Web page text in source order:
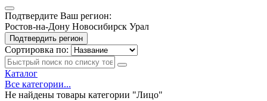
Подтвердите Ваш регион:
Ростов-на-Дону Новосибирск Урал
Подтвердить регион
Сортировка по:
Каталог
Все категории...
Не найдены товары категории "Лицо"